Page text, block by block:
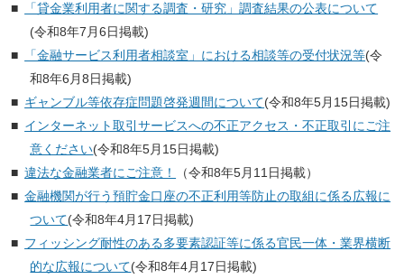
「貸金業利用者に関する調査・研究」調査結果の公表について
(令和8年7月6日掲載)
「金融サービス利用者相談室」における相談等の受付状況等(令
和8年6月8日掲載)
ギャンブル等依存症問題啓発週間について(令和8年5月15日掲載)
インターネット取引サービスへの不正アクセス・不正取引にご注
意ください(令和8年5月15日掲載)
違法な金融業者にご注意！
（令和8年5月11日掲載）
金融機関が行う預貯金口座の不正利用等防止の取組に係る広報に
ついて(令和8年4月17日掲載)
フィッシング耐性のある多要素認証等に係る官民一体・業界横断
的な広報について(令和8年4月17日掲載)